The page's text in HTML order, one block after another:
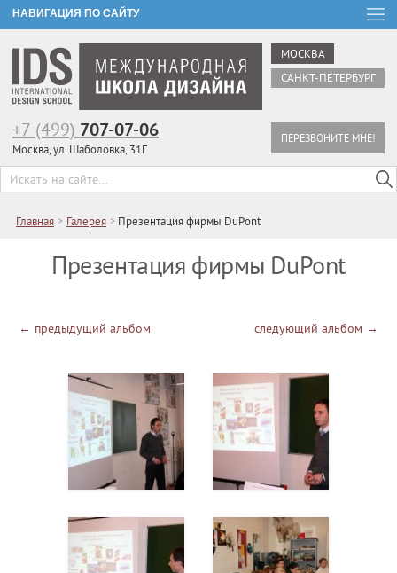
НАВИГАЦИЯ ПО САЙТУ
МОСКВА
САНКТ-ПЕТЕРБУРГ
ПЕРЕЗВОНИТЕ МНЕ!
+7 (499) 707-07-06
Москва, ул. Шаболовка, 31Г
Главная > Галерея > Презентация фирмы DuPont
Презентация фирмы DuPont
← предыдущий альбом следующий альбом →